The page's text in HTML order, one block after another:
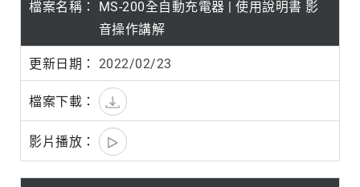
MS-200全自動充電器 | 使用說明書 影
音操作講解
2022/02/23